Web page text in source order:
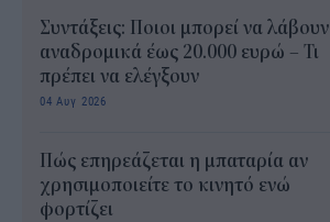
Συντάξεις: Ποιοι μπορεί να λάβουν
αναδρομικά έως 20.000 ευρώ – Τι
πρέπει να ελέγξουν
04 Αυγ 2026
Πώς επηρεάζεται η μπαταρία αν
χρησιμοποιείτε το κινητό ενώ
φορτίζει